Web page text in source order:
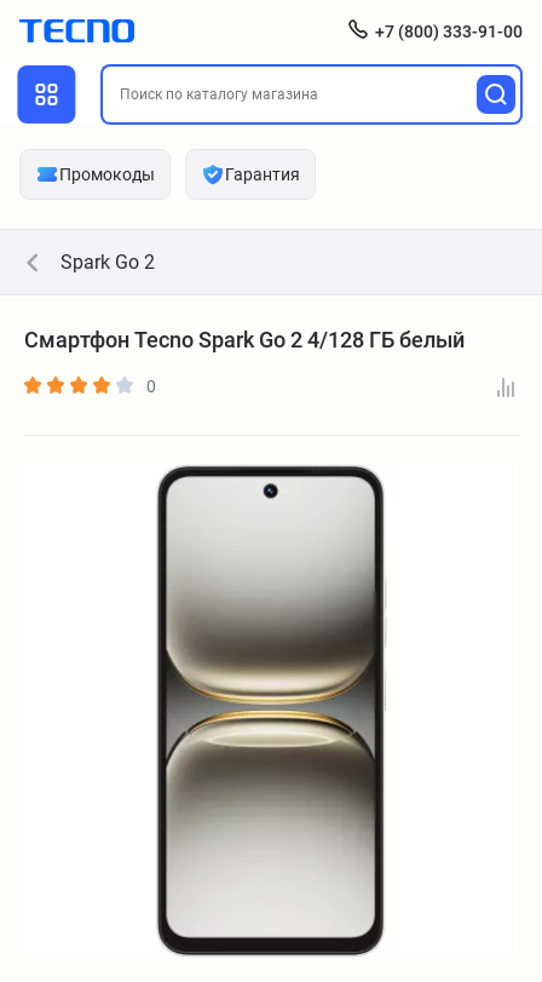
+7 (800) 333-91-00
Промокоды Гарантия
Spark Go 2
Смартфон Tecno Spark Go 2 4/128 ГБ белый
0